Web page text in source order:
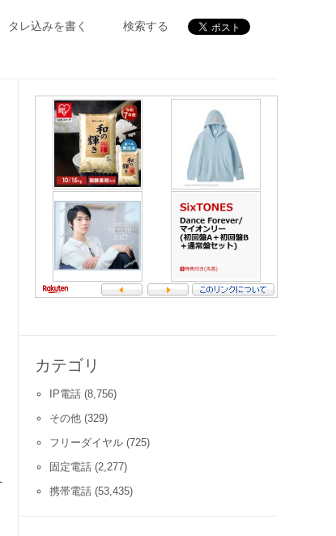
タレ込みを書く 検索する
カテゴリ
IP電話 (8,756)
その他 (329)
フリーダイヤル (725)
固定電話 (2,277)
携帯電話 (53,435)